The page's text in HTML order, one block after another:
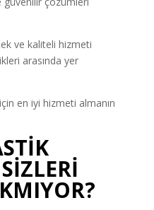
ve kaliteli hizmeti
arasında yer
en iyi hizmeti almanın